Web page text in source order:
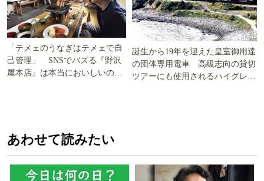
「テメェのうなぎはテメェで自
己管理」 SNSでバズる『野沢
屋本店』は本当においしいの
誕生から19年を迎えた皇室御用達
の団体専用電車 高級志向の貸切
ツアーにも使用されるハイグレー
あわせて読みたい